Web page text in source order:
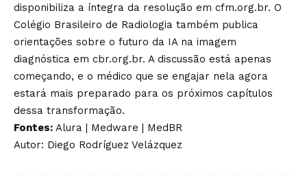
disponibiliza a íntegra da resolução em cfm.org.br. O
Colégio Brasileiro de Radiologia também publica
orientações sobre o futuro da IA na imagem
diagnóstica em cbr.org.br. A discussão está apenas
começando, e o médico que se engajar nela agora
estará mais preparado para os próximos capítulos
dessa transformação.
Fontes: Alura | Medware | MedBR
Autor: Diego Rodríguez Velázquez